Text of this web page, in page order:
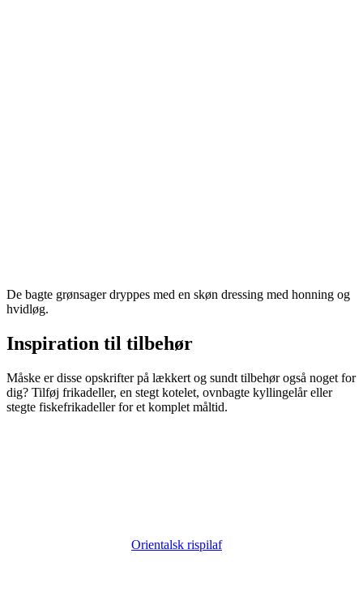
De bagte grønsager dryppes med en skøn dressing med honning og
hvidløg.
Inspiration til tilbehør
Måske er disse opskrifter på lækkert og sundt tilbehør også noget for
dig? Tilføj frikadeller, en stegt kotelet, ovnbagte kyllingelår eller
stegte fiskefrikadeller for et komplet måltid.
Orientalsk rispilaf